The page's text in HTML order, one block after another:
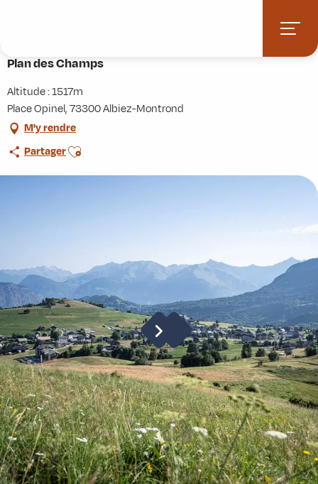
principal
Plan des Champs
Altitude : 1517m
Place Opinel, 73300 Albiez-Montrond
M'y rendre
PartagerAjouter aux favoris